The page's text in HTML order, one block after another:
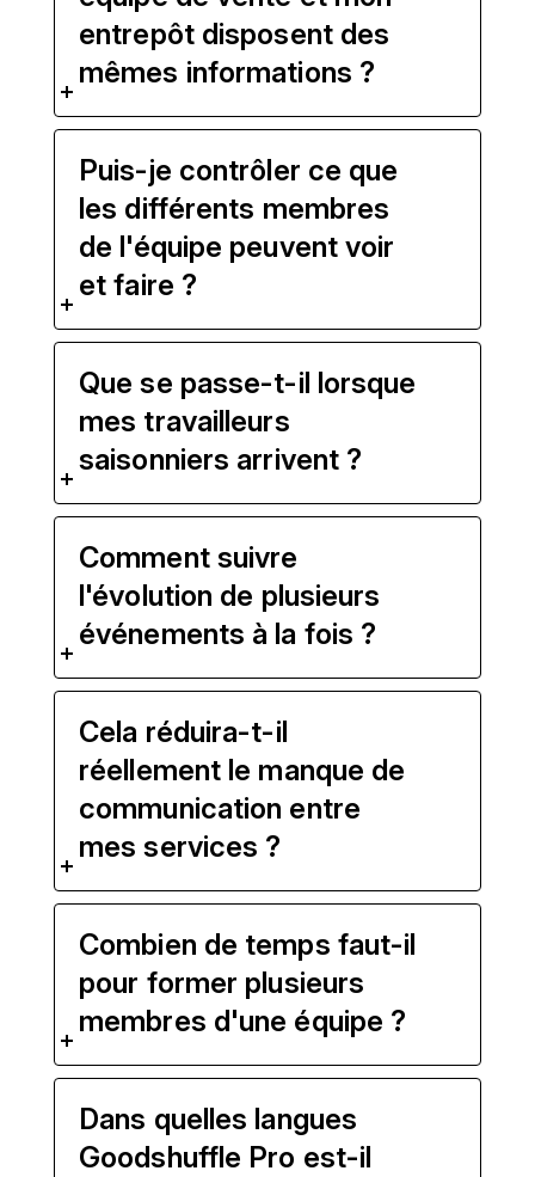
entrepôt disposent des
mêmes informations ?
Puis-je contrôler ce que
les différents membres
de l'équipe peuvent voir
et faire ?
Que se passe-t-il lorsque
mes travailleurs
saisonniers arrivent ?
Comment suivre
l'évolution de plusieurs
événements à la fois ?
Cela réduira-t-il
réellement le manque de
communication entre
mes services ?
Combien de temps faut-il
pour former plusieurs
membres d'une équipe ?
Dans quelles langues
Goodshuffle Pro est-il